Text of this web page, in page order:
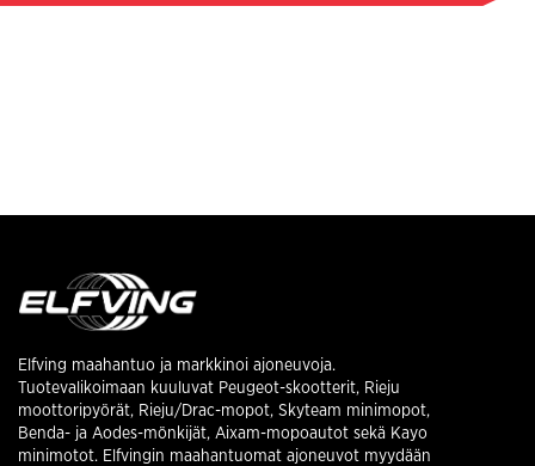
Elfving maahantuo ja markkinoi ajoneuvoja.
Tuotevalikoimaan kuuluvat Peugeot-skootterit, Rieju
moottoripyörät, Rieju/Drac-mopot, Skyteam minimopot,
Benda- ja Aodes-mönkijät, Aixam-mopoautot sekä Kayo
minimotot. Elfvingin maahantuomat ajoneuvot myydään